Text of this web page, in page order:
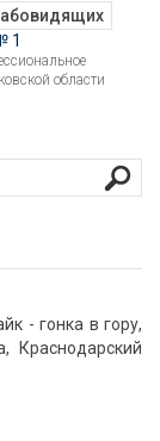
1
области
- гонка в гору,